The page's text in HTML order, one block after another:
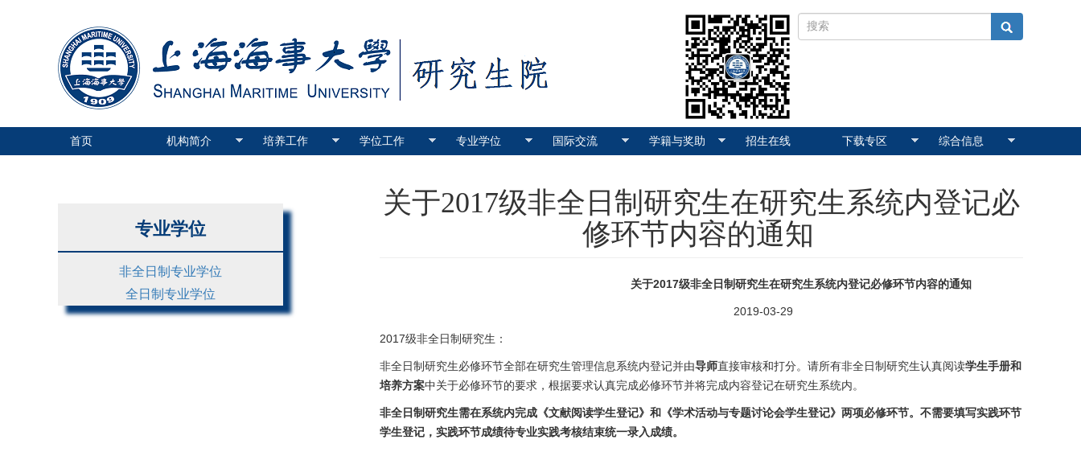
首页 机构简介 培养工作 学位工作 专业学位 国际交流 学籍与奖助 招生在线 下载专区 综合信息
专业学位
非全日制专业学位
全日制专业学位
关于2017级非全日制研究生在研究生系统内登记必
修环节内容的通知
关于2017级非全日制研究生在研究生系统内登记必修环节内容的通知
2019-03-29
2017级非全日制研究生：
非全日制研究生必修环节全部在研究生管理信息系统内登记并由导师直接审核和打分。请所有非全日制研究生认真阅读学生手册和
培养方案中关于必修环节的要求，根据要求认真完成必修环节并将完成内容登记在研究生系统内。
非全日制研究生需在系统内完成《文献阅读学生登记》和《学术活动与专题讨论会学生登记》两项必修环节。不需要填写实践环节
学生登记，实践环节成绩待专业实践考核结束统一录入成绩。